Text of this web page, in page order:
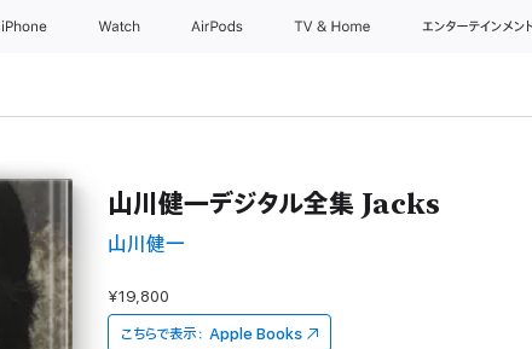
iPhone Watch AirPods TV & Home エンターテインメント
山川健一デジタル全集 Jacks
山川健一
¥19,800
こちらで表示： Apple Books